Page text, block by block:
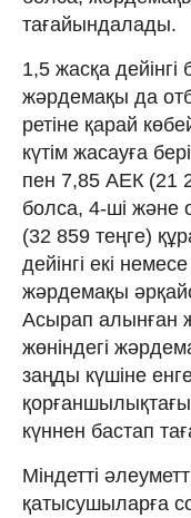
тағайындалады.
1,5 жасқа дейінгі
жәрдемақы да
ретіне қарай
күтім жасауға
пен 7,85 АЕК (21
болса, 4-ші және
(32 859 теңге)
дейінгі екі
жәрдемақы
Асырап алынған
жөнiндегi
заңды күшiне
күннен бастап
Мiндеттi
қатысушыларға